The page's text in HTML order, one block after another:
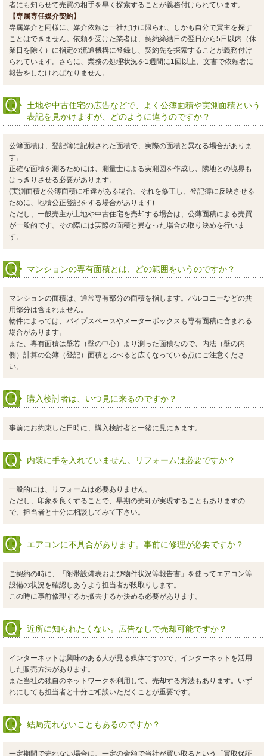
者にも知らせて売買の相手を早く探索することが義務付けられています。
【専属専任媒介契約】
専属媒介と同様に、媒介依頼は一社だけに限られ、しかも自分で買主を探す
ことはできません。依頼を受けた業者は、契約締結日の翌日から5日以内（休
業日を除く）に指定の流通機構に登録し、契約先を探索することが義務付け
られています。さらに、業務の処理状況を1週間に1回以上、文書で依頼者に
報告をしなければなりません。
土地や中古住宅の広告などで、よく公簿面積や実測面積という
表記を見かけますが、どのように違うのですか？
公簿面積は、登記簿に記載された面積で、実際の面積と異なる場合がありま
す。
正確な面積を測るためには、測量士による実測図を作成し、隣地との境界も
はっきりさせる必要があります。
(実測面積と公簿面積に相違がある場合、それを修正し、登記簿に反映させる
ために、地積公正登記をする場合があります)
ただし、一般売主が土地や中古住宅を売却する場合は、公薄面積による売買
が一般的です。その際には実際の面積と異なった場合の取り決めを行いま
す。
マンションの専有面積とは、どの範囲をいうのですか？
マンションの面積は、通常専有部分の面積を指します。バルコニーなどの共
用部分は含まれません。
物件によっては、パイプスペースやメーターボックスも専有面積に含まれる
場合があります。
また、専有面積は壁芯（壁の中心）より測った面積なので、内法（壁の内
側）計算の公簿（登記）面積と比べると広くなっている点にご注意くださ
い。
購入検討者は、いつ見に来るのですか？
事前にお約束した日時に、購入検討者と一緒に見にきます。
内装に手を入れていません。リフォームは必要ですか？
一般的には、リフォームは必要ありません。
ただし、印象を良くすることで、早期の売却が実現することもありますの
で、担当者と十分に相談してみて下さい。
エアコンに不具合があります。事前に修理が必要ですか？
ご契約の時に、「附帯設備表および物件状況等報告書」を使ってエアコン等
設備の状況を確認しあうよう担当者が段取りします。
この時に事前修理するか撤去するか決める必要があります。
近所に知られたくない。広告なしで売却可能ですか？
インターネットは興味のある人が見る媒体ですので、インターネットを活用
した販売方法があります。
また当社の独自のネットワークを利用して、売却する方法もあります。いず
れにしても担当者と十分ご相談いただくことが重要です。
結局売れないこともあるのですか？
一定期間で売れない場合に、一定の金額で当社が買い取るという「買取保証